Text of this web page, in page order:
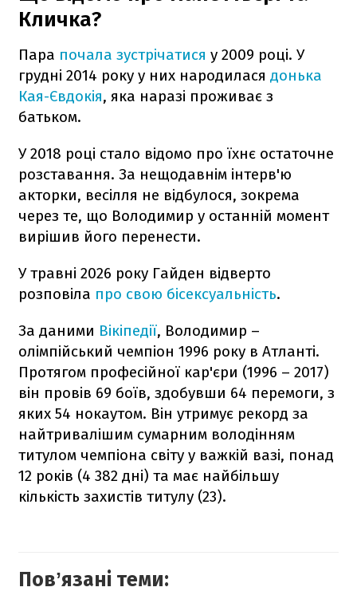
Кличка?
Пара почала зустрічатися у 2009 році. У
грудні 2014 року у них народилася донька
Кая-Євдокія, яка наразі проживає з
батьком.
У 2018 році стало відомо про їхнє остаточне
розставання. За нещодавнім інтерв'ю
акторки, весілля не відбулося, зокрема
через те, що Володимир у останній момент
вирішив його перенести.
У травні 2026 року Гайден відверто
розповіла про свою бісексуальність.
За даними Вікіпедії, Володимир –
олімпійський чемпіон 1996 року в Атланті.
Протягом професійної кар'єри (1996 – 2017)
він провів 69 боїв, здобувши 64 перемоги, з
яких 54 нокаутом. Він утримує рекорд за
найтривалішим сумарним володінням
титулом чемпіона світу у важкій вазі, понад
12 років (4 382 дні) та має найбільшу
кількість захистів титулу (23).
Повʼязані теми: